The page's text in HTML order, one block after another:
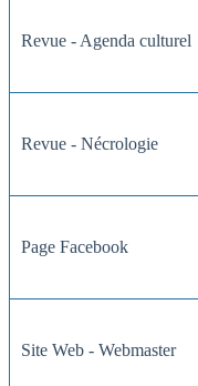
Revue - Agenda culturel
Revue - Nécrologie
Page Facebook
Site Web - Webmaster